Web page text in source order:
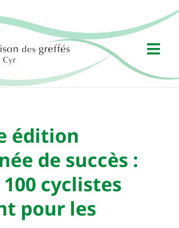
édition
de succès :
cyclistes
pour les